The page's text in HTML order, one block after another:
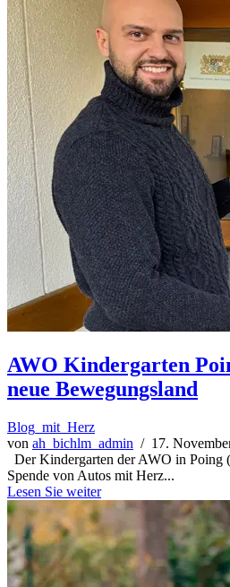
AWO Kindergarten
neue Bewegungsland
Blog_mit_Herz
von ah_bichlm_admin / 17.
Der Kindergarten der AWO in Poing
Spende von Autos mit Herz...
Lesen Sie weiter